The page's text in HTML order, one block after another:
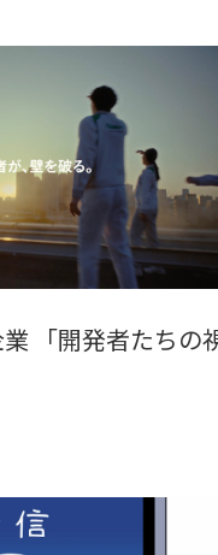
「開発者たちの